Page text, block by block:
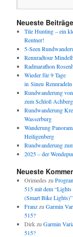
Neueste Beiträge
Tile Hunting – ein
Rentner!
5-Seen
Rennradtour
Radmarathon
Wieder für 9 Tage
in Sineu Rennradeln
Rundwanderung
zum Schloß Achberg
Rundwanderung
Wasserburg
Wanderung
Heiligenberg
Rundwanderung
2025 – der
Neueste
Orimedes zu
515 mit dem
(Smart Bike Lights)”
Franzzu Garmin
515?
Dirkzu Garmin
515?